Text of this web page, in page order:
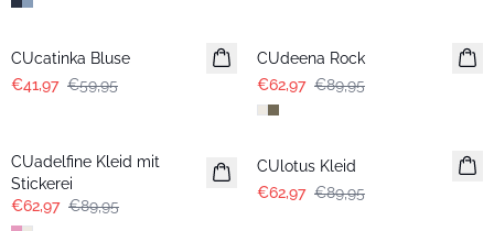
-30%
CUcatinka Bluse
€41,97 €59,95
CUdeena Rock
€62,97 €89,95
CUadelfine Kleid mit
Stickerei
€62,97 €89,95
-30%
CUlotus Kleid
€62,97 €89,95